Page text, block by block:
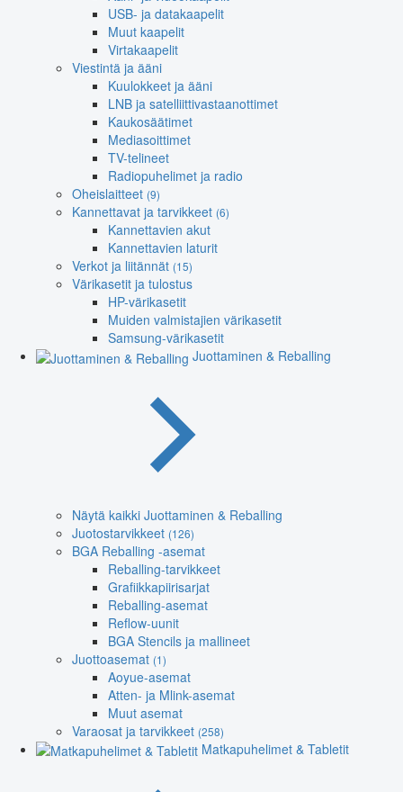
USB- ja datakaapelit
Muut kaapelit
Virtakaapelit
Viestintä ja ääni
Kuulokkeet ja ääni
LNB ja satelliittivastaanottimet
Kaukosäätimet
Mediasoittimet
TV-telineet
Radiopuhelimet ja radio
Oheislaitteet (9)
Kannettavat ja tarvikkeet (6)
Kannettavien akut
Kannettavien laturit
Verkot ja liitännät (15)
Värikasetit ja tulostus
HP-värikasetit
Muiden valmistajien värikasetit
Samsung-värikasetit
Juottaminen & Reballing
Näytä kaikki Juottaminen & Reballing
Juotostarvikkeet (126)
BGA Reballing -asemat
Reballing-tarvikkeet
Grafiikkapiirisarjat
Reballing-asemat
Reflow-uunit
BGA Stencils ja mallineet
Juottoasemat (1)
Aoyue-asemat
Atten- ja Mlink-asemat
Muut asemat
Varaosat ja tarvikkeet (258)
Matkapuhelimet & Tabletit